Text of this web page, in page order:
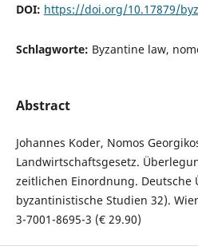
DOI: https://doi.org/10.17879/
Schlagworte: Byzantine law,
Abstract
Johannes Koder, Nomos
Landwirtschaftsgesetz.
zeitlichen Einordnung. Deutsche
byzantinistische Studien 32).
3-7001-8695-3 (€ 29.90)